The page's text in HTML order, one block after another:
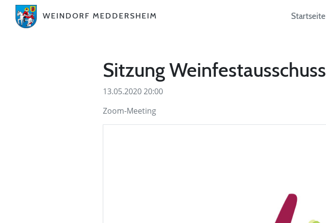
WEINDORF MEDDERSHEIM Startseite
Sitzung Weinfestausschuss
13.05.2020 20:00
Zoom-Meeting